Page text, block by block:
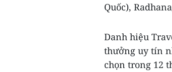
Quốc),
Danh hiệu
thưởng uy tín
chọn trong 12